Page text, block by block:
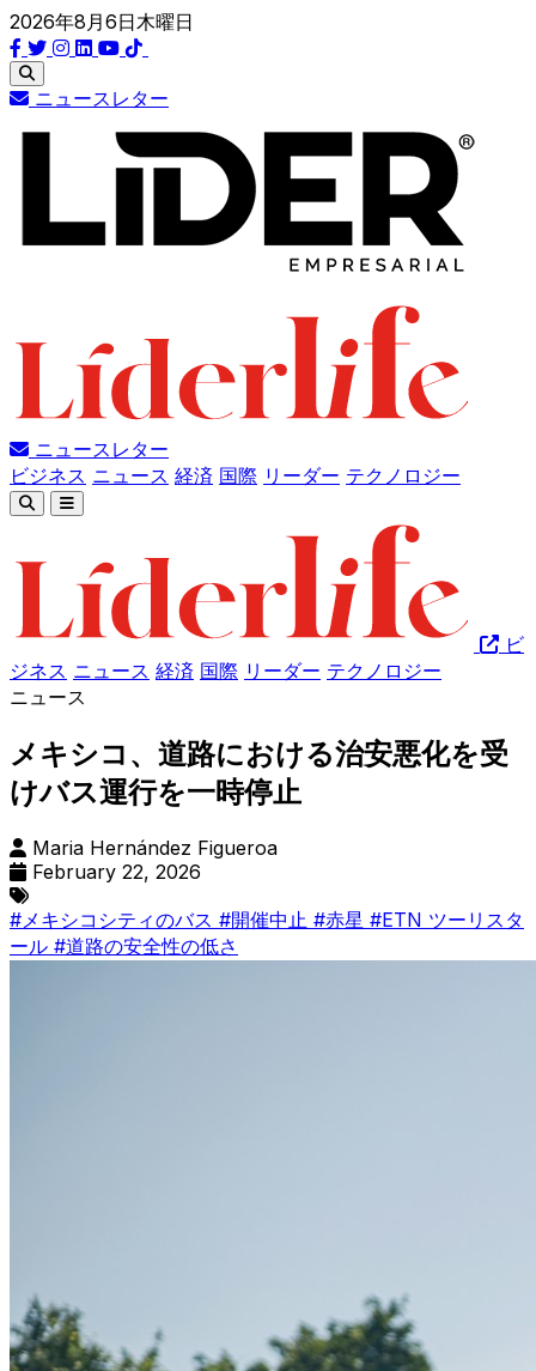
2026年8月6日木曜日
ニュースレター
ニュースレター
ビジネス ニュース 経済 国際 リーダー テクノロジー
ビ
ジネス ニュース 経済 国際 リーダー テクノロジー
ニュース
メキシコ、道路における治安悪化を受
けバス運行を一時停止
Maria Hernández Figueroa
February 22, 2026
#メキシコシティのバス #開催中止 #赤星 #ETN ツーリスタ
ール #道路の安全性の低さ